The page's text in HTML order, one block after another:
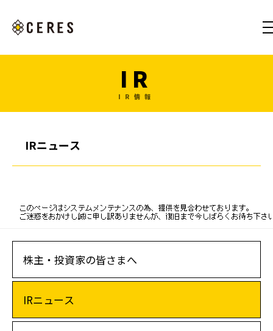
IR
IR情報
IRニュース
株主・投資家の皆さまへ
IRニュース